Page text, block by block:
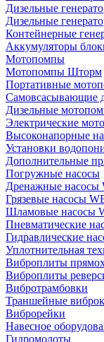
Дизельные
Дизельные
Контейнерные
Аккумуляторы
Мотопомпы
Мотопомпы Шторм
Портативные
Самовсасывающие
Дизельные
Электрические
Высоконапорные
Установки
Дополнительные
Погружные насосы
Дренажные насосы
Грязевые насосы
Шламовые насосы
Пневматические
Гидравлические
Уплотнительная
Виброплиты
Виброплиты
Вибротрамбовки
Траншейные
Виброрейки
Навесное
Гидромолоты